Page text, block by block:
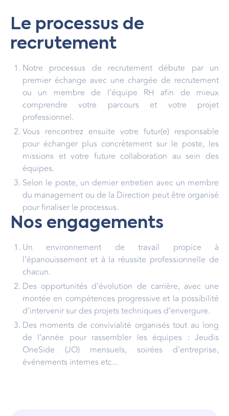
Le processus de
recrutement
Notre processus de recrutement débute par un
premier échange avec une chargée de recrutement
ou un membre de l’équipe RH afin de mieux
comprendre votre parcours et votre projet
professionnel.
Vous rencontrez ensuite votre futur(e) responsable
pour échanger plus concrètement sur le poste, les
missions et votre future collaboration au sein des
équipes.
Selon le poste, un dernier entretien avec un membre
du management ou de la Direction peut être organisé
pour finaliser le processus.
Nos engagements
Un environnement de travail propice à
l’épanouissement et à la réussite professionnelle de
chacun.
Des opportunités d’évolution de carrière, avec une
montée en compétences progressive et la possibilité
d’intervenir sur des projets techniques d’envergure.
Des moments de convivialité organisés tout au long
de l’année pour rassembler les équipes : Jeudis
OneSide (JO) mensuels, soirées d’entreprise,
événements internes etc...